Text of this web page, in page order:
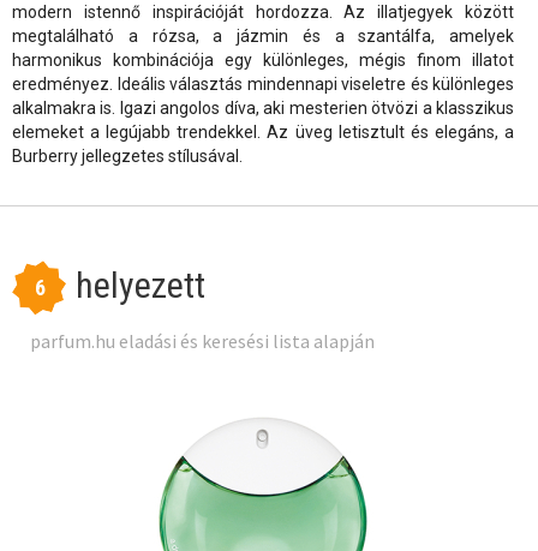
modern istennő inspirációját hordozza. Az illatjegyek között
megtalálható a rózsa, a jázmin és a szantálfa, amelyek
harmonikus kombinációja egy különleges, mégis finom illatot
eredményez. Ideális választás mindennapi viseletre és különleges
alkalmakra is. Igazi angolos díva, aki mesterien ötvözi a klasszikus
elemeket a legújabb trendekkel. Az üveg letisztult és elegáns, a
Burberry jellegzetes stílusával.
6 helyezett
parfum.hu eladási és keresési lista alapján